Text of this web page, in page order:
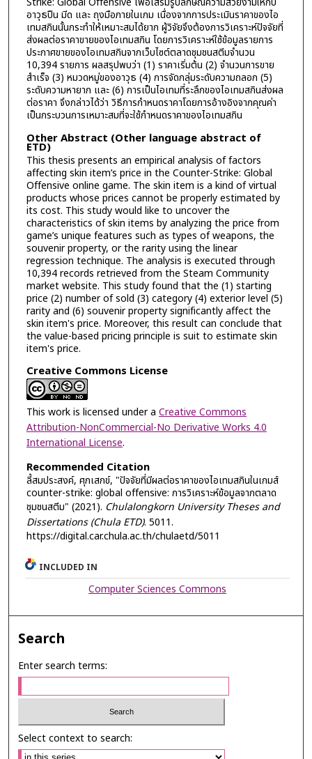
อาวุธปืน มีด และ ถุงมือภายในเกม เนื่องจากการประเมินราคาของไอ
เทมสกินนั้นกระทำให้เหมาะสมได้ยาก ผู้วิจัยจึงต้องการวิเคราะห์ปัจจัยที่
ส่งผลต่อราคาขายของไอเทมสกิน โดยการวิเคราะห์ใช้ข้อมูลรายการ
ประกาศขายของไอเทมสกินจากเว็บไซต์ตลาดชุมชนสตีมจำนวน
10,394 รายการ ผลสรุปพบว่า (1) ราคาเริ่มต้น (2) จำนวนการขาย
สำเร็จ (3) หมวดหมู่ของอาวุธ (4) การจัดกลุ่มระดับความถลอก (5)
ระดับความหายาก และ (6) การเป็นไอเทมที่ระลึกของไอเทมสกินส่งผล
ต่อราคา จึงกล่าวได้ว่า วิธีการกำหนดราคาโดยการอ้างอิงจากคุณค่า
เป็นกระบวนการเหมาะสมที่จะใช้กำหนดราคาของไอเทมสกิน
Other Abstract (Other language abstract of
ETD)
This thesis presents an empirical analysis of factors
affecting skin item’s price in the Counter-Strike: Global
Offensive online game. The skin item is a kind of virtual
products whose prices cannot be properly estimated by
its cost. This study would like to uncover the
characteristics of skin items by analyzing the price from
game’s unique features such as types of weapons, the
souvenir property, or the rarity using the linear
regression technique. The analysis is executed through
10,394 records retrieved from the Steam Community
market website. This study found that the (1) starting
price (2) number of sold (3) category (4) exterior level (5)
rarity and (6) souvenir property significantly affect the
skin item's price. Moreover, this result can conclude that
the value-based pricing principle is suit to estimate skin
item's price.
Creative Commons License
This work is licensed under a Creative Commons
Attribution-NonCommercial-No Derivative Works 4.0
International License.
Recommended Citation
ลี้สมประสงค์, ศุภเสกข์, "ปัจจัยที่มีผลต่อราคาของไอเทมสกินในเกมส์
counter-strike: global offensive: การวิเคราะห์ข้อมูลจากตลาด
ชุมชนสตีม" (2021). Chulalongkorn University Theses and
Dissertations (Chula ETD). 5011.
https://digital.car.chula.ac.th/chulaetd/5011
INCLUDED IN
Computer Sciences Commons
Search
Enter search terms:
Select context to search: